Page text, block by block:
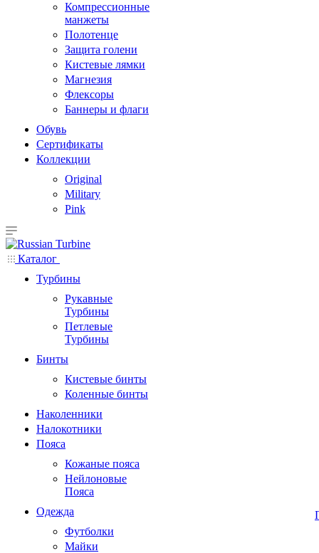
Компрессионные
манжеты
Полотенце
Защита голени
Кистевые лямки
Магнезия
Флексоры
Баннеры и флаги
Обувь
Сертификаты
Коллекции
Original
Military
Pink
Каталог
Турбины
Рукавные
Турбины
Петлевые
Турбины
Бинты
Кистевые бинты
Коленные бинты
Наколенники
Налокотники
Пояса
Кожаные пояса
Нейлоновые
Пояса
Одежда
Футболки
Майки